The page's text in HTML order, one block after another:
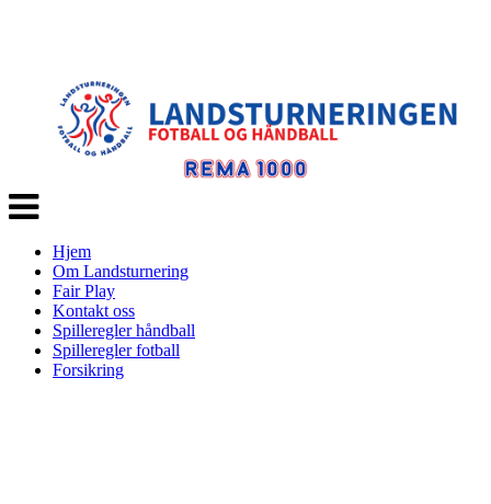
Veksle
navigasjon
Hjem
Om Landsturnering
Fair Play
Kontakt oss
Spilleregler håndball
Spilleregler fotball
Forsikring